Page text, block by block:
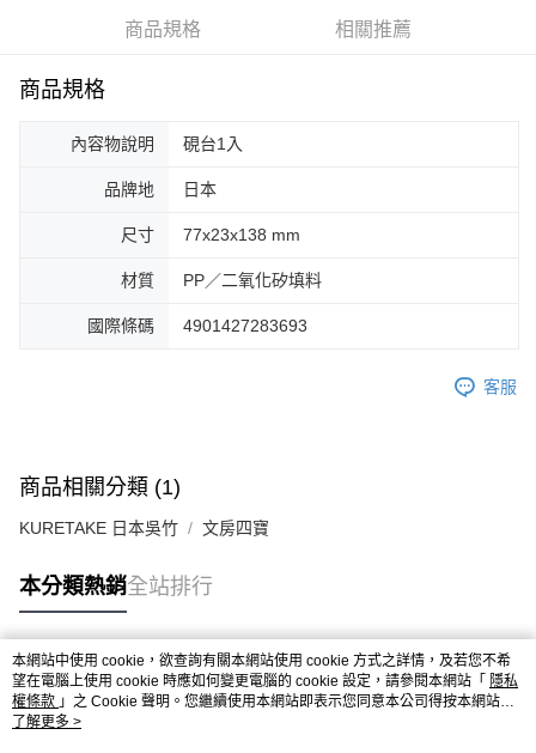
商品規格 相關推薦
商品規格
內容物說明 硯台1入
品牌地 日本
尺寸 77x23x138 mm
材質 PP／二氧化矽填料
國際條碼 4901427283693
客服
商品相關分類 (1)
KURETAKE 日本吳竹 文房四寶
本分類熱銷全站排行
熱門標籤
本網站中使用 cookie，欲查詢有關本網站使用 cookie 方式之詳情，及若您不希
望在電腦上使用 cookie 時應如何變更電腦的 cookie 設定，請參閱本網站「 隱私
權條款 」之 Cookie 聲明。您繼續使用本網站即表示您同意本公司得按本網站使
用條款之 Cookie 聲明使用 cookie。
了解更多 >